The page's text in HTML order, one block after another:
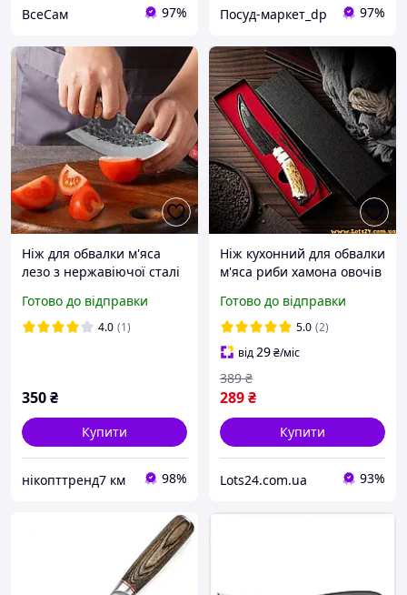
ВсеСам 97% Посуд-маркет_dp 97%
Ніж для обвалки м'яса
лезо з нержавіючої сталі
шкіряний чохол у
комплекті
Готово до відправки
4.0 (1)
350₴
Купити
нікопттренд7 км 98%
Ніж кухонний для обвалки
м'яса риби хамона овочів
текстура гостре вигнуте
лезо нержавіюча сталь
56HRC
Готово до відправки
5.0 (2)
від29₴/міс
289₴
389 ₴
Купити
Lots24.com.ua 93%